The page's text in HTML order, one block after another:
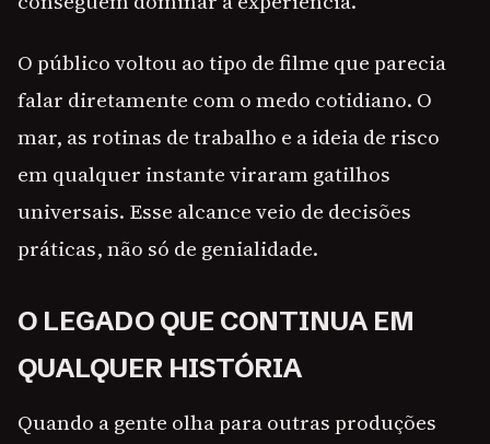
O público voltou ao tipo de filme que parecia
falar diretamente com o medo cotidiano. O
mar, as rotinas de trabalho e a ideia de risco
em qualquer instante viraram gatilhos
universais. Esse alcance veio de decisões
práticas, não só de genialidade.
O LEGADO QUE CONTINUA EM
QUALQUER HISTÓRIA
Quando a gente olha para outras produções